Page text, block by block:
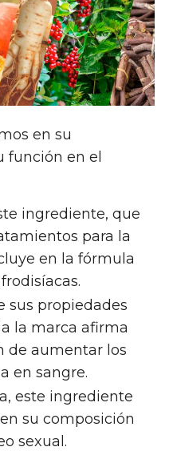
en su
función en el
ingrediente, que
para la
en la fórmula
sus propiedades
la marca afirma
de aumentar los
en sangre.
este ingrediente
su composición
sexual.